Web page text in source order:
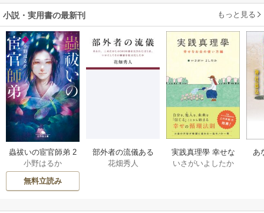
を掴み取る～
小説・実用書の最新刊 もっと見る
蟲祓いの宦官師弟 2
巻
小野はるか
無料立読み
部外者の流儀ある
日、三木たかしの5
したか 1巻
花畑秀人
実践真理學 幸せな
お金の使い方編 1巻
いさがいよしたか
あ